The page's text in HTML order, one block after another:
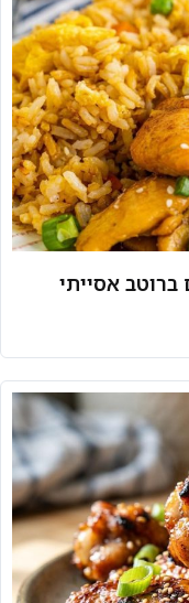
ברוטב אסייתי